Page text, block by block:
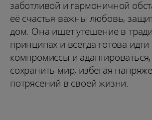
заботливой и гармоничной
её счастья важны любовь,
дом. Она ищет утешение в
принципах и всегда готова идти
компромиссы и
сохранить мир, избегая
потрясений в своей жизни.